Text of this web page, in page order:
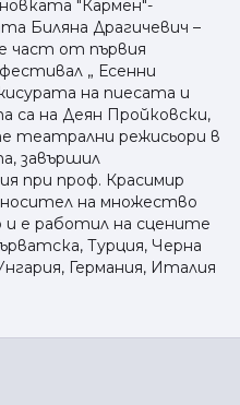
"Кармен"-
Биляна Драгичевич –
част от първия
„ Есенни
на пиесата и
са на Деян Пройковски,
театрални режисьори в
завършил
при проф. Красимир
на множество
е работил на сцените
Турция, Черна
Германия, Италия